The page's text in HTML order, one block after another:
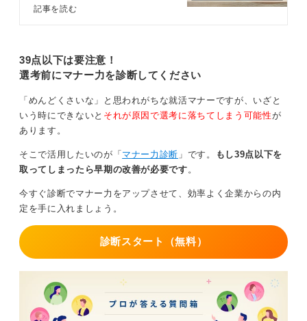
特に、面接が翌日の朝早い時間の場合は注意が必要で
にしましょう。メール＋電話での連絡が誠意を示すうえ
で重要です。
焦らず体調回復を最優先とし、迅速かつ誠意ある対応で
リスケジュールを成功させましょう。
す。記事では、キャリアコンサルタ
記事を読む
39点以下は要注意！
選考前にマナー力を診断してください
「めんどくさいな」と思われがちな就活マナーですが、いざと
いう時にできないと それが原因で選考に落ちてしまう可能性が
あります。
そこで活用したいのが「 マナー力診断 」です。
もし39点以下を
取ってしまったら早期の改善が必要です。
今すぐ診断でマナー力をアップさせて、効率よく企業からの内
定を手に入れましょう。
診断スタート（無料）